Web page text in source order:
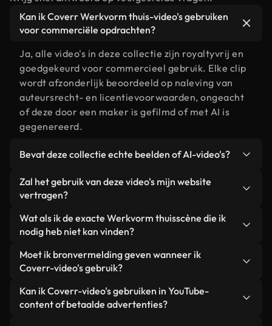
Kan ik Coverr Werkvorm thuis-video's gebruiken
voor commerciële opdrachten?
Ja, alle video's in deze collectie zijn royaltyvrij en
goedgekeurd voor commercieel gebruik. Elke clip
wordt afzonderlijk beoordeeld op naleving van
auteursrecht- en licentievoorwaarden, ongeacht
of deze door een maker is gefilmd of met AI is
gegenereerd.
Bevat deze collectie echte beelden of AI-video's?
Beide. Dit is een hybride bibliotheek die bestaat
uit echte, door mensen gefilmde beelden van
gegenereerde video's. Elke video is duidelijk
gelabeld, zodat je altijd weet wat je gebruikt.
Zal het gebruik van deze video's mijn website
vertragen?
Niet als u voor onze geoptimaliseerde versies
kiest. Wij bieden lichtgewicht, webklare formaten
achtergrond. Zo blijft de kwaliteit hoog, worden de
laadtijden geminimaliseerd en worden
statistieken zoals LCP verbeterd.
Wat als ik de exacte Werkvorm thuisscène die ik
nodig heb niet kan vinden?
Met Coverr AI Studio maak je direct een video.
Beschrijf de scène – bijvoorbeeld "Werkvorm thuis
binnen enkele seconden een gepersonaliseerde
video die voldoet aan onze licentievoorwaarden.
Moet ik bronvermelding geven wanneer ik
Coverr-video's gebruik?
Naamsvermelding is niet vereist. Alle video's in
onze stockbibliotheek zijn royaltyvrij en kunnen
Kan ik Coverr-video's gebruiken in YouTube-
content of betaalde advertenties?